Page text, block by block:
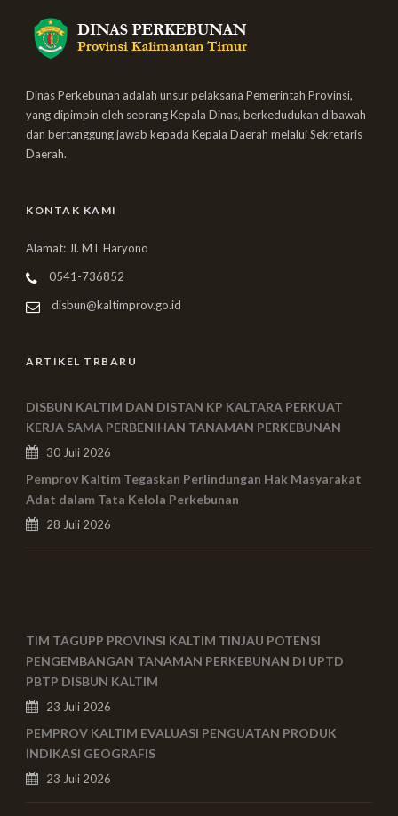
Dinas Perkebunan adalah unsur pelaksana Pemerintah Provinsi,
yang dipimpin oleh seorang Kepala Dinas, berkedudukan dibawah
dan bertanggung jawab kepada Kepala Daerah melalui Sekretaris
Daerah.
KONTAK KAMI
Alamat: Jl. MT Haryono
0541-736852
disbun@kaltimprov.go.id
ARTIKEL TRBARU
DISBUN KALTIM DAN DISTAN KP KALTARA PERKUAT
KERJA SAMA PERBENIHAN TANAMAN PERKEBUNAN
30 Juli 2026
Pemprov Kaltim Tegaskan Perlindungan Hak Masyarakat
Adat dalam Tata Kelola Perkebunan
28 Juli 2026
TIM TAGUPP PROVINSI KALTIM TINJAU POTENSI
PENGEMBANGAN TANAMAN PERKEBUNAN DI UPTD
PBTP DISBUN KALTIM
23 Juli 2026
PEMPROV KALTIM EVALUASI PENGUATAN PRODUK
INDIKASI GEOGRAFIS
23 Juli 2026